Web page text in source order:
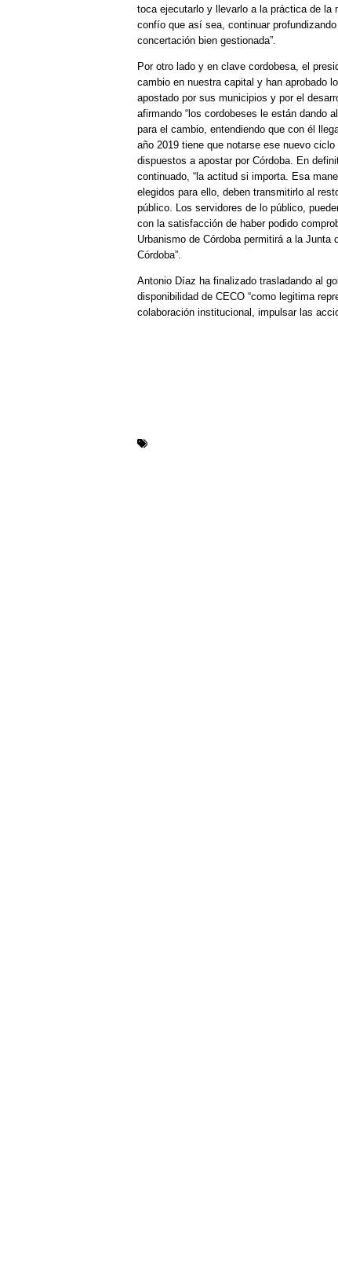
toca ejecutarlo y llevarlo a la práctica de la
confío que así sea, continuar
concertación bien gestionada”.
Por otro lado y en clave cordobesa, el
cambio en nuestra capital y han aprobado
apostado por sus municipios y por el
afirmando “los cordobeses le están dando
para el cambio, entendiendo que con él
año 2019 tiene que notarse ese nuevo
dispuestos a apostar por Córdoba. En
continuado, “la actitud si importa. Esa
elegidos para ello, deben transmitirlo al
público. Los servidores de lo público,
con la satisfacción de haber podido
Urbanismo de Córdoba permitirá a la
Córdoba”.
Antonio Díaz ha finalizado trasladando al
disponibilidad de CECO “como legitima
colaboración institucional, impulsar las